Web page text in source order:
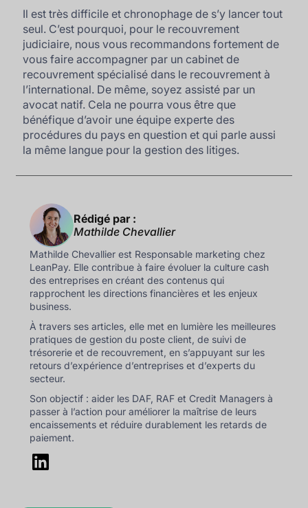
Il est très difficile et chronophage de s’y lancer tout
seul. C’est pourquoi, pour le recouvrement
judiciaire, nous vous recommandons fortement de
vous faire accompagner par un cabinet de
recouvrement spécialisé dans le recouvrement à
l’international. De même, soyez assisté par un
avocat natif. Cela ne pourra vous être que
bénéfique d’avoir une équipe experte des
procédures du pays en question et qui parle aussi
la même langue pour la gestion des litiges.
Rédigé par :
Mathilde Chevallier
Mathilde Chevallier est Responsable marketing chez
LeanPay. Elle contribue à faire évoluer la culture cash
des entreprises en créant des contenus qui
rapprochent les directions financières et les enjeux
business.
À travers ses articles, elle met en lumière les meilleures
pratiques de gestion du poste client, de suivi de
trésorerie et de recouvrement, en s’appuyant sur les
retours d’expérience d’entreprises et d’experts du
secteur.
Son objectif : aider les DAF, RAF et Credit Managers à
passer à l’action pour améliorer la maîtrise de leurs
encaissements et réduire durablement les retards de
paiement.